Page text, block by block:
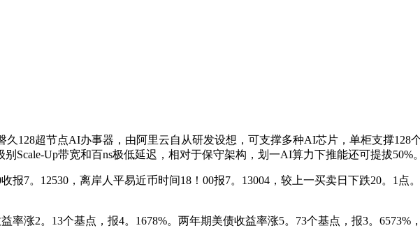
超节点AI办事器，由阿里云自从研发设想，可支撑多种AI芯片，单柜支撑128
Scale-Up带宽和百ns极低延迟，相对于保守架构，划一AI算力下推能还可提拔50%。
7。12530，离岸人平易近币时间18！00报7。13004，较上一买卖日下跌20。1点
涨2。13个基点，报4。1678%。两年期美债收益率涨5。73个基点，报3。6573%